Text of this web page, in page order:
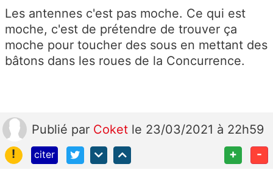
Les antennes c'est pas moche. Ce qui est
moche, c'est de prétendre de trouver ça
moche pour toucher des sous en mettant des
bâtons dans les roues de la Concurrence.
Publié par Coket le 23/03/2021 à 22h59
!
citer + -